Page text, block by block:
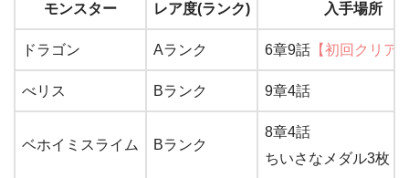
モンスター レア度(ランク) 入手場所
ドラゴン Aランク 6章9話 【初回クリア
べリス Bランク 9章4話
ベホイミスライム Bランク
8章4話
ちいさなメダル3枚